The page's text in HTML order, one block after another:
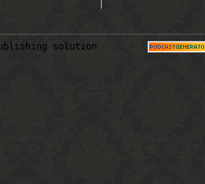
solution